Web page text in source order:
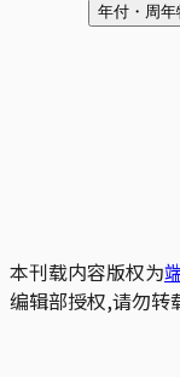
年付・周年
本刊载内容版权为
编辑部授权,请勿转